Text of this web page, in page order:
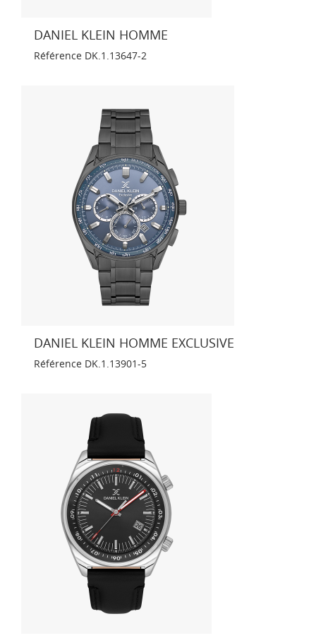
DANIEL KLEIN HOMME
Référence DK.1.13647-2
DANIEL KLEIN HOMME EXCLUSIVE
Référence DK.1.13901-5